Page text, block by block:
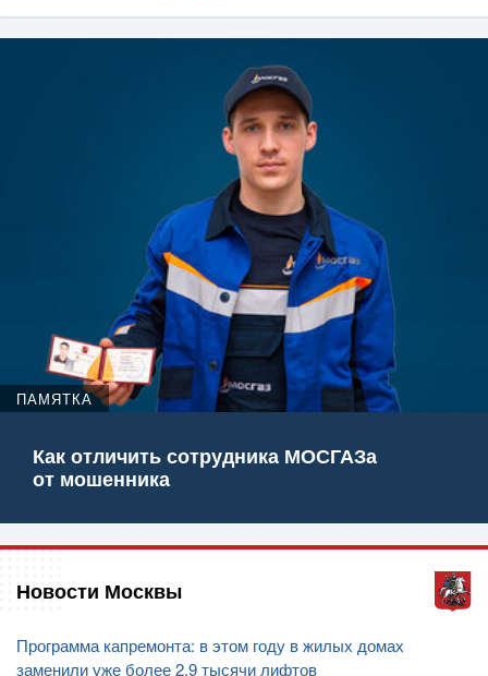
ПАМЯТКА
Как отличить сотрудника МОСГАЗа
от мошенника
Новости Москвы
Программа капремонта: в этом году в жилых домах
заменили уже более 2,9 тысячи лифтов